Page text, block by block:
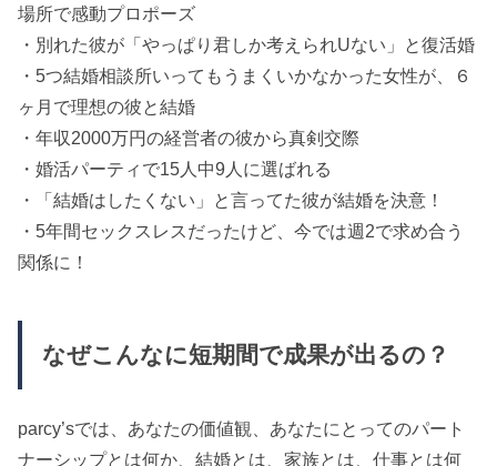
場所で感動プロポーズ
・別れた彼が「やっぱり君しか考えられUない」と復活婚
・5つ結婚相談所いってもうまくいかなかった女性が、６
ヶ月で理想の彼と結婚
・年収2000万円の経営者の彼から真剣交際
・婚活パーティで15人中9人に選ばれる
・「結婚はしたくない」と言ってた彼が結婚を決意！
・5年間セックスレスだったけど、今では週2で求め合う
関係に！
なぜこんなに短期間で成果が出るの？
parcy’sでは、あなたの価値観、あなたにとってのパート
ナーシップとは何か、結婚とは、家族とは、仕事とは何